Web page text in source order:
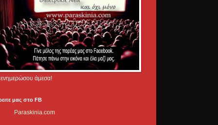
ενημερώσου άμεσα!
μας στο FB
Paraskinia.com